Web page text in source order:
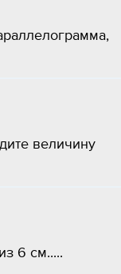
величину
6 см.....